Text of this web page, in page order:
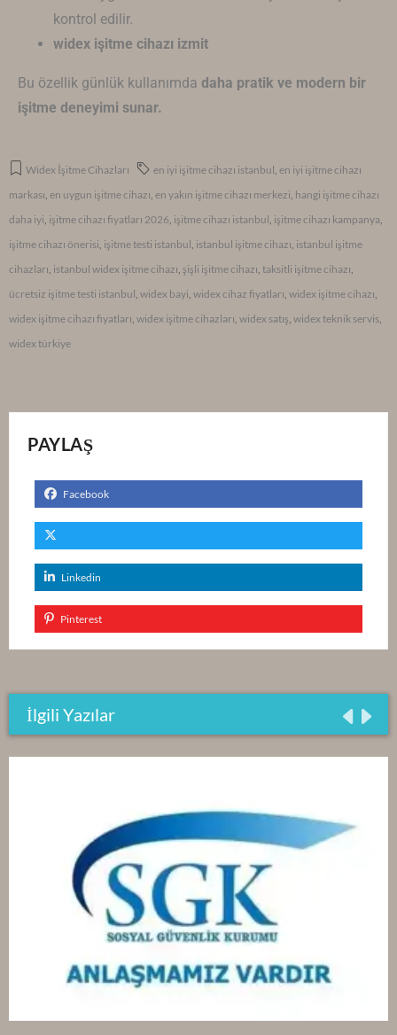
kontrol edilir.
widex işitme cihazı izmit
Bu özellik günlük kullanımda daha pratik ve modern bir
işitme deneyimi sunar.
Widex İşitme Cihazları en iyi işitme cihazı istanbul en iyi işitme cihazı
markası en uygun işitme cihazı en yakın işitme cihazı merkezi hangi işitme cihazı
daha iyi işitme cihazı fiyatları 2026 işitme cihazı istanbul işitme cihazı kampanya
işitme cihazı önerisi işitme testi istanbul istanbul işitme cihazı istanbul işitme
cihazları istanbul widex işitme cihazı şişli işitme cihazı taksitli işitme cihazı
ücretsiz işitme testi istanbul widex bayi widex cihaz fiyatları widex işitme cihazı
widex işitme cihazı fiyatları widex işitme cihazları widex satış widex teknik servis
widex türkiye
PAYLAŞ
Facebook
Linkedin
Pinterest
İlgili Yazılar